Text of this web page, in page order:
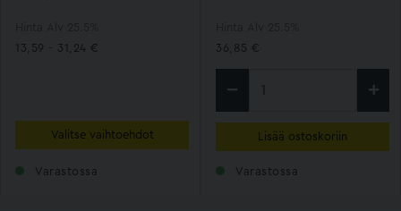
Varastossa
13,59 - 31,24 €
Valitse vaihtoehdot
Varastossa
36,85 €
Lisää ostoskoriin